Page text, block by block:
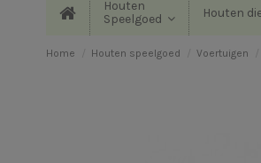
Houten
Speelgoed
Houten
Home Houten speelgoed Voertuigen